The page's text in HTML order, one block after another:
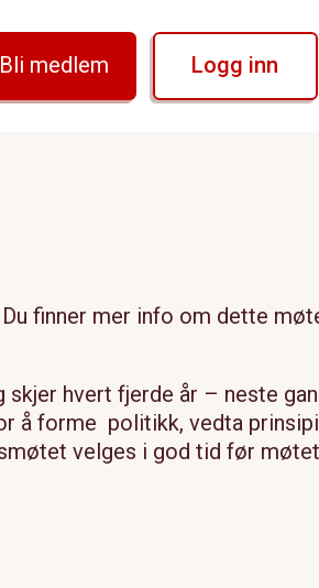
Bli medlem Logg inn
finner mer info om dette
hvert fjerde år – neste
å forme politikk, vedta
velges i god tid før